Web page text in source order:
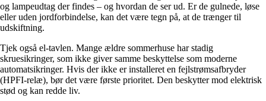
og lampeudtag der findes – og hvordan de ser ud. Er de gulnede, løse
eller uden jordforbindelse, kan det være tegn på, at de trænger til
udskiftning.
Tjek også el-tavlen. Mange ældre sommerhuse har stadig
skruesikringer, som ikke giver samme beskyttelse som moderne
automatsikringer. Hvis der ikke er installeret en fejlstrømsafbryder
(HPFI-relæ), bør det være første prioritet. Den beskytter mod elektrisk
stød og kan redde liv.